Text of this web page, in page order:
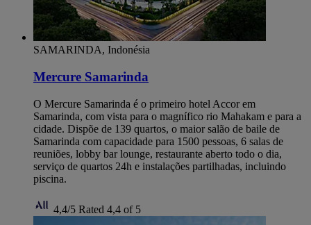
SAMARINDA, Indonésia
Mercure Samarinda
O Mercure Samarinda é o primeiro hotel Accor em
Samarinda, com vista para o magnífico rio Mahakam e para a
cidade. Dispõe de 139 quartos, o maior salão de baile de
Samarinda com capacidade para 1500 pessoas, 6 salas de
reuniões, lobby bar lounge, restaurante aberto todo o dia,
serviço de quartos 24h e instalações partilhadas, incluindo
piscina.
4,4/5 Rated 4,4 of 5